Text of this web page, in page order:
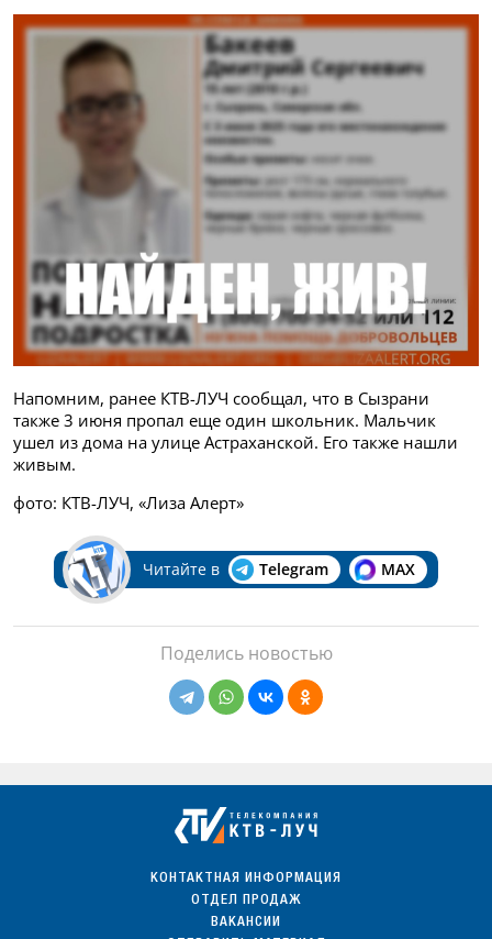
Напомним, ранее КТВ-ЛУЧ сообщал, что в Сызрани
также 3 июня пропал еще один школьник. Мальчик
ушел из дома на улице Астраханской. Его также нашли
живым.
фото: КТВ-ЛУЧ, «Лиза Алерт»
Читайте в Telegram MAX
Поделись новостью
КОНТАКТНАЯ ИНФОРМАЦИЯ
ОТДЕЛ ПРОДАЖ
ВАКАНСИИ